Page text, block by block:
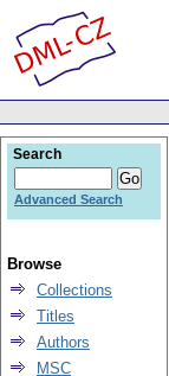
Search
Advanced Search
Browse
Collections
Titles
Authors
MSC